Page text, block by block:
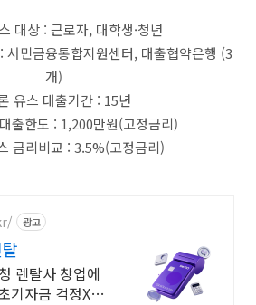
대상 : 근로자, 대학생·청년
서민금융통합지원센터, 대출협약은행 (3
개)
유스 대출기간 : 15년
출한도 : 1,200만원(고정금리)
금리비교 : 3.5%(고정금리)
광고
렌탈사 창업에
기자금 걱정X